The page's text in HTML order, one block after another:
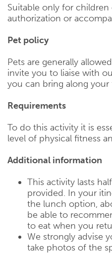
Suitable only for
authorization or
Pet policy
Pets are generally
invite you to liaise with
you can bring along
Requirements
To do this activity it is
level of physical fitness
Additional information
This activity lasts
provided. In your
the lunch option,
be able to
to eat when you
We strongly advise
take photos of the